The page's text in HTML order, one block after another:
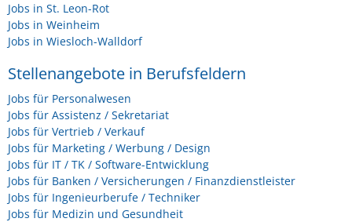
Jobs in St. Leon-Rot
Jobs in Weinheim
Jobs in Wiesloch-Walldorf
Stellenangebote in Berufsfeldern
Jobs für Personalwesen
Jobs für Assistenz / Sekretariat
Jobs für Vertrieb / Verkauf
Jobs für Marketing / Werbung / Design
Jobs für IT / TK / Software-Entwicklung
Jobs für Banken / Versicherungen / Finanzdienstleister
Jobs für Ingenieurberufe / Techniker
Jobs für Medizin und Gesundheit